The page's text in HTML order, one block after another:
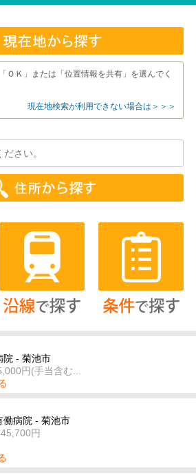
ＯＫ」または「位置情報を共有」を選んでく
現在地検索が利用できない場合は＞＞＞
院 - 菊池市
円(手当含む...
働病院 - 菊池市
円